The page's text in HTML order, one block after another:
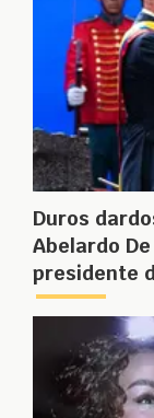
Duros
Abelardo
presidente